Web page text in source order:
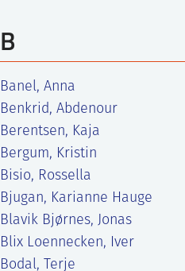
B
Banel, Anna
Benkrid, Abdenour
Berentsen, Kaja
Bergum, Kristin
Bisio, Rossella
Bjugan, Karianne Hauge
Blavik Bjørnes, Jonas
Blix Loennecken, Iver
Bodal, Terje